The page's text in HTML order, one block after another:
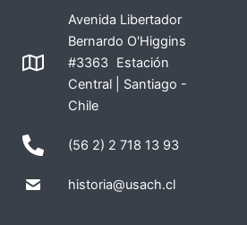
Avenida Libertador
Bernardo O'Higgins
#3363 Estación
Central | Santiago -
Chile
(56 2) 2 718 13 93
historia@usach.cl